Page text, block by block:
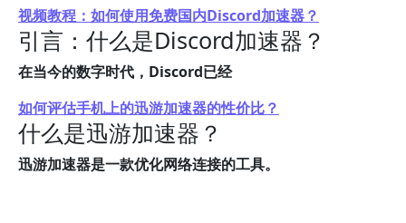
视频教程：如何使用免费国内Discord加速器？
引言：什么是Discord加速器？
在当今的数字时代，Discord已经
如何评估手机上的迅游加速器的性价比？
什么是迅游加速器？
迅游加速器是一款优化网络连接的工具。